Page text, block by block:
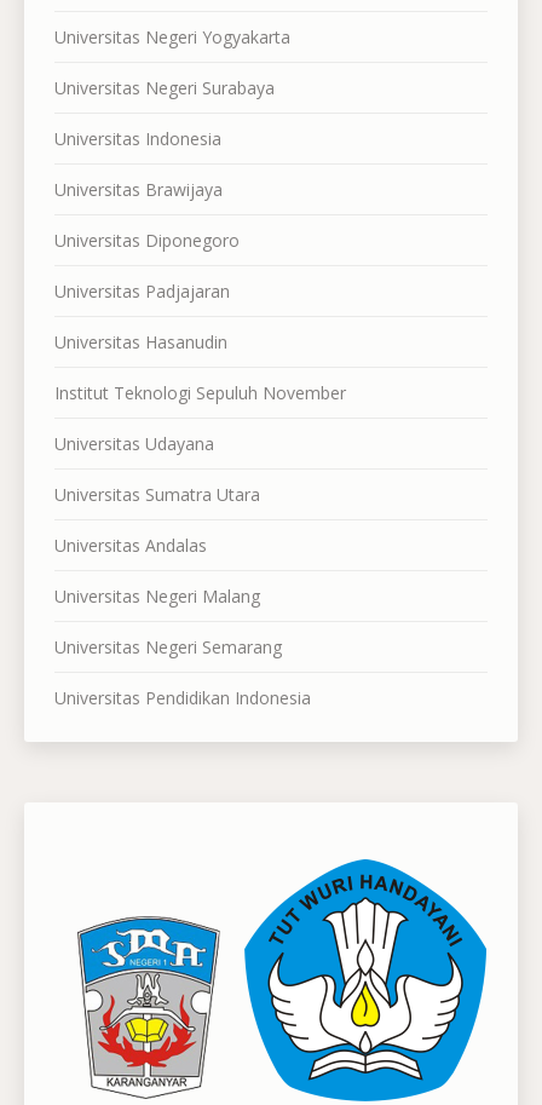
Universitas Negeri Yogyakarta
Universitas Negeri Surabaya
Universitas Indonesia
Universitas Brawijaya
Universitas Diponegoro
Universitas Padjajaran
Universitas Hasanudin
Institut Teknologi Sepuluh November
Universitas Udayana
Universitas Sumatra Utara
Universitas Andalas
Universitas Negeri Malang
Universitas Negeri Semarang
Universitas Pendidikan Indonesia